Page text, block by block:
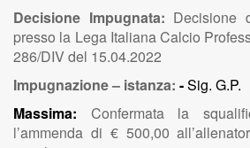
Decisione Impugnata: Decisione
presso la Lega Italiana Calcio
286/DIV del 15.04.2022
Impugnazione – istanza: -Sig. G.P.
Massima: Confermata la
l’ammenda di € 500,00